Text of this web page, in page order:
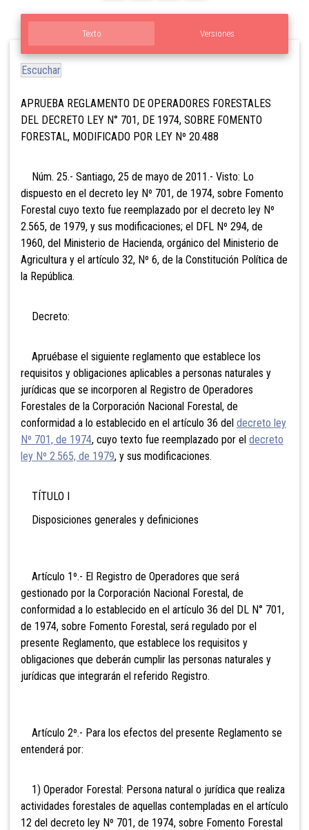
Texto Versiones
Escuchar
APRUEBA REGLAMENTO DE OPERADORES FORESTALES
DEL DECRETO LEY N° 701, DE 1974, SOBRE FOMENTO
FORESTAL, MODIFICADO POR LEY Nº 20.488
Núm. 25.- Santiago, 25 de mayo de 2011.- Visto: Lo
dispuesto en el decreto ley Nº 701, de 1974, sobre Fomento
Forestal cuyo texto fue reemplazado por el decreto ley Nº
2.565, de 1979, y sus modificaciones; el DFL Nº 294, de
1960, del Ministerio de Hacienda, orgánico del Ministerio de
Agricultura y el artículo 32, Nº 6, de la Constitución Política de
la República.
Decreto:
Apruébase el siguiente reglamento que establece los
requisitos y obligaciones aplicables a personas naturales y
jurídicas que se incorporen al Registro de Operadores
Forestales de la Corporación Nacional Forestal, de
conformidad a lo establecido en el artículo 36 del decreto ley
Nº 701, de 1974, cuyo texto fue reemplazado por el decreto
ley Nº 2.565, de 1979, y sus modificaciones.
TÍTULO I
Disposiciones generales y definiciones
Artículo 1º.- El Registro de Operadores que será
gestionado por la Corporación Nacional Forestal, de
conformidad a lo establecido en el artículo 36 del DL N° 701,
de 1974, sobre Fomento Forestal, será regulado por el
presente Reglamento, que establece los requisitos y
obligaciones que deberán cumplir las personas naturales y
jurídicas que integrarán el referido Registro.
Artículo 2º.- Para los efectos del presente Reglamento se
entenderá por:
1) Operador Forestal: Persona natural o jurídica que realiza
actividades forestales de aquellas contempladas en el artículo
12 del decreto ley Nº 701, de 1974, sobre Fomento Forestal